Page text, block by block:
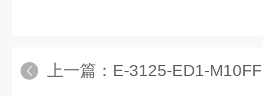
上一篇： E-3125-ED1-M10FF电极在线ORP电极